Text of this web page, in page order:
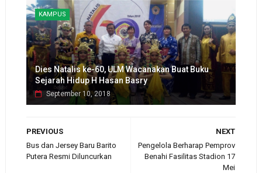
KAMPUS
Dies Natalis ke-60, ULM Wacanakan Buat Buku
Sejarah Hidup H Hasan Basry
September 10, 2018
NEXT
Pengelola Berharap Pemprov
Benahi Fasilitas Stadion 17
Mei
PREVIOUS
Bus dan Jersey Baru Barito
Putera Resmi Diluncurkan